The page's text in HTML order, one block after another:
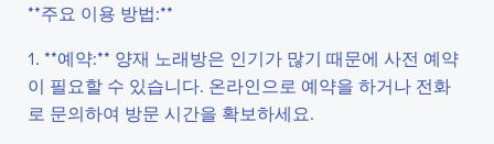
**주요 이용 방법:**
1. **예약:** 양재 노래방은 인기가 많기 때문에 사전 예약
이 필요할 수 있습니다. 온라인으로 예약을 하거나 전화
로 문의하여 방문 시간을 확보하세요.